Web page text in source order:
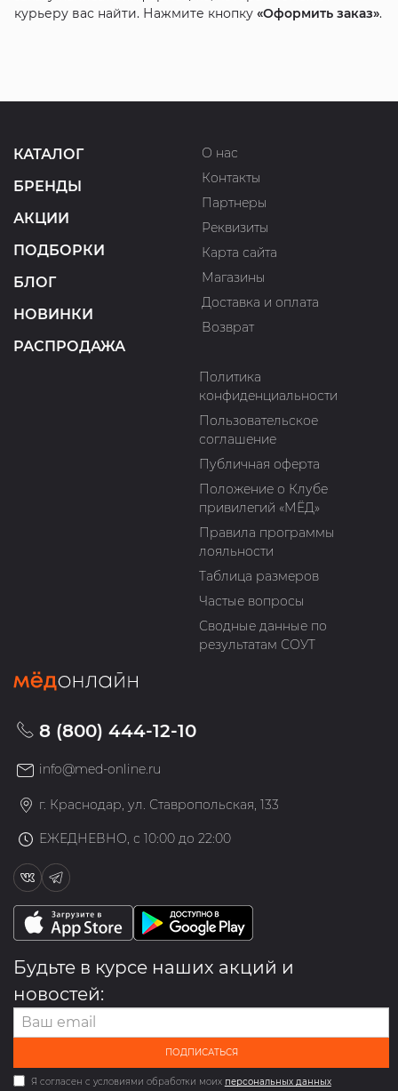
курьеру вас найти. Нажмите кнопку «Оформить заказ».
КАТАЛОГ
БРЕНДЫ
АКЦИИ
ПОДБОРКИ
БЛОГ
НОВИНКИ
РАСПРОДАЖА
О нас
Контакты
Партнеры
Реквизиты
Карта сайта
Магазины
Доставка и оплата
Возврат
Политика
конфиденциальности
Пользовательское
соглашение
Публичная оферта
Положение о Клубе
привилегий «МЁД»
Правила программы
лояльности
Таблица размеров
Частые вопросы
Сводные данные по
результатам СОУТ
8 (800) 444-12-10
info@med-online.ru
г. Краснодар, ул. Ставропольская, 133
ЕЖЕДНЕВНО, с 10:00 до 22:00
Будьте в курсе наших акций и
новостей:
ПОДПИСАТЬСЯ
Я согласен с условиями обработки моих персональных данных